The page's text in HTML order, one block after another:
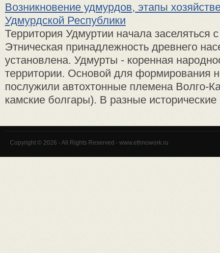
Возникновение удмурдов, этапы
Удмурдской Республики
Территория Удмуртии начала заселяться
Этническая принадлежность древнего
установлена. Удмурты - коренная
территории. Основой для формирования
послужили автохтонные племена Волго-
камские болгары). В разные исторические
Copyright © 2026 - All Rights Reserved - www.ethnowork.ru